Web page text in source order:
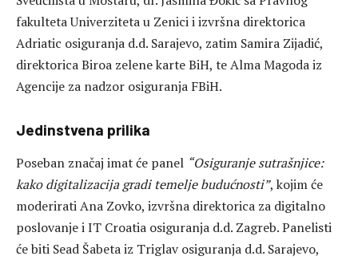
fakulteta Univerziteta u Zenici i izvršna direktorica
Adriatic osiguranja d.d. Sarajevo, zatim Samira Zijadić,
direktorica Biroa zelene karte BiH, te Alma Magoda iz
Agencije za nadzor osiguranja FBiH.
Jedinstvena prilika
Poseban značaj imat će panel “Osiguranje sutrašnjice:
kako digitalizacija gradi temelje budućnosti”, kojim će
moderirati Ana Zovko, izvršna direktorica za digitalno
poslovanje i IT Croatia osiguranja d.d. Zagreb. Panelisti
će biti Sead Šabeta iz Triglav osiguranja d.d. Sarajevo,